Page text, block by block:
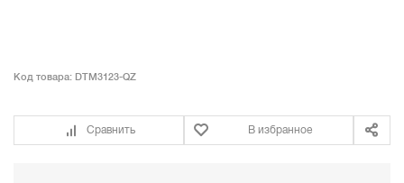
Код товара: DTM3123-QZ
Сравнить В избранное